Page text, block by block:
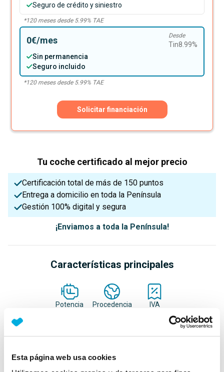
Esta página web usa cookies
Seguro de crédito y siniestro
*120meses desde 5.99% TAE
0€/mes Desde
Tin8.99%
Sin permanencia
Seguro incluido
*120meses desde 5.99% TAE
Solicitar financiación
Tu coche certificado al mejor precio
Certificación total de más de 150 puntos
Entrega a domicilio en toda la Península
Gestión 100% digital y segura
¡Enviamos a toda la Península!
Características principales
Potencia Procedencia IVA
Deducible
Nº Asientos Matriculación